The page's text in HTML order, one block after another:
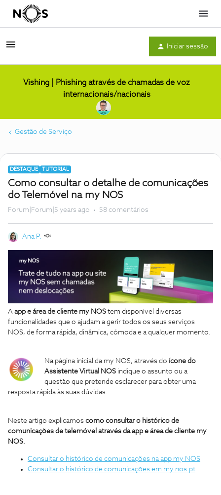
Menu
Iniciar sessão
Vishing | Phishing através de chamadas de voz
internacionais/nacionais
Gestão de Serviço
DESTAQUE TUTORIAL
Como consultar o detalhe de comunicações
do Telemóvel na my NOS
Forum|Forum|5 years ago 58 comentários
Ana P.
A app e área de cliente my NOS tem disponível diversas
funcionalidades que o ajudam a gerir todos os seus serviços
NOS, de forma rápida, dinâmica, cómoda e a qualquer momento.
Na página inicial da my NOS, através do ícone do
Assistente Virtual NOS indique o assunto ou a
questão que pretende esclarecer para obter uma
resposta rápida às suas dúvidas.
Neste artigo explicamos como consultar o histórico de
comunicações de telemóvel através da app e área de cliente my
NOS
Consultar o histórico de comunicações na app my NOS
Consultar o histórico de comunicações em my.nos.pt